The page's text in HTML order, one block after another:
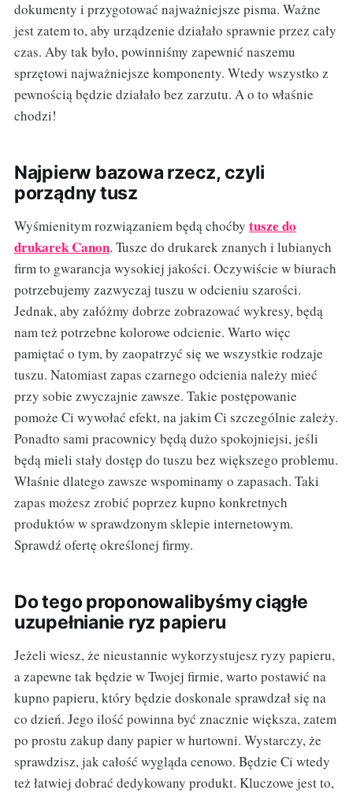
dokumenty i przygotować najważniejsze pisma. Ważne
jest zatem to, aby urządzenie działało sprawnie przez cały
czas. Aby tak było, powinniśmy zapewnić naszemu
sprzętowi najważniejsze komponenty. Wtedy wszystko z
pewnością będzie działało bez zarzutu. A o to właśnie
chodzi!
Najpierw bazowa rzecz, czyli
porządny tusz
Wyśmienitym rozwiązaniem będą choćby tusze do
drukarek Canon. Tusze do drukarek znanych i lubianych
firm to gwarancja wysokiej jakości. Oczywiście w biurach
potrzebujemy zazwyczaj tuszu w odcieniu szarości.
Jednak, aby załóżmy dobrze zobrazować wykresy, będą
nam też potrzebne kolorowe odcienie. Warto więc
pamiętać o tym, by zaopatrzyć się we wszystkie rodzaje
tuszu. Natomiast zapas czarnego odcienia należy mieć
przy sobie zwyczajnie zawsze. Takie postępowanie
pomoże Ci wywołać efekt, na jakim Ci szczególnie zależy.
Ponadto sami pracownicy będą dużo spokojniejsi, jeśli
będą mieli stały dostęp do tuszu bez większego problemu.
Właśnie dlatego zawsze wspominamy o zapasach. Taki
zapas możesz zrobić poprzez kupno konkretnych
produktów w sprawdzonym sklepie internetowym.
Sprawdź ofertę określonej firmy.
Do tego proponowalibyśmy ciągłe
uzupełnianie ryz papieru
Jeżeli wiesz, że nieustannie wykorzystujesz ryzy papieru,
a zapewne tak będzie w Twojej firmie, warto postawić na
kupno papieru, który będzie doskonale sprawdzał się na
co dzień. Jego ilość powinna być znacznie większa, zatem
po prostu zakup dany papier w hurtowni. Wystarczy, że
sprawdzisz, jak całość wygląda cenowo. Będzie Ci wtedy
też łatwiej dobrać dedykowany produkt. Kluczowe jest to,